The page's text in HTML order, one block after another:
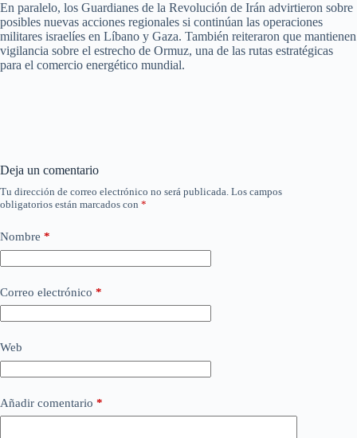
En paralelo, los Guardianes de la Revolución de Irán advirtieron sobre
posibles nuevas acciones regionales si continúan las operaciones
militares israelíes en Líbano y Gaza. También reiteraron que mantienen
vigilancia sobre el estrecho de Ormuz, una de las rutas estratégicas
para el comercio energético mundial.
Deja un comentario
Tu dirección de correo electrónico no será publicada. Los campos
obligatorios están marcados con *
Nombre *
Correo electrónico *
Web
Añadir comentario *